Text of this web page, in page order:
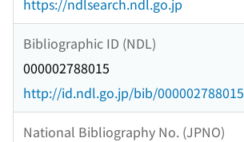
https://ndlsearch.ndl.go.jp
Bibliographic ID (NDL)
000002788015
http://id.ndl.go.jp/bib/000002788015
National Bibliography No. (JPNO)